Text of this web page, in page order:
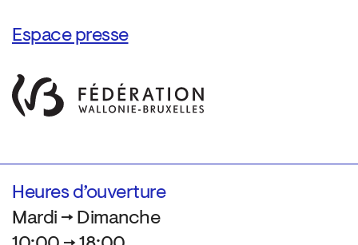
Espace presse
Heures d’ouverture
Mardi → Dimanche